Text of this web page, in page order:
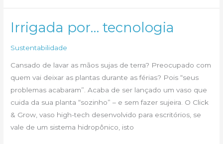
dos
vasos
cachepôs
Irrigada por… tecnologia
Sustentabilidade
Cansado de lavar as mãos sujas de terra? Preocupado com
quem vai deixar as plantas durante as férias? Pois “seus
problemas acabaram”. Acaba de ser lançado um vaso que
cuida da sua planta “sozinho” – e sem fazer sujeira. O Click
& Grow, vaso high-tech desenvolvido para escritórios, se
vale de um sistema hidropônico, isto